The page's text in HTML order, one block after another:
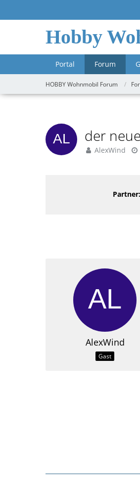
Hobby
Portal Forum
HOBBY Wohnmobil Forum
der
AlexWind
Partner:
AlexWind
Gast